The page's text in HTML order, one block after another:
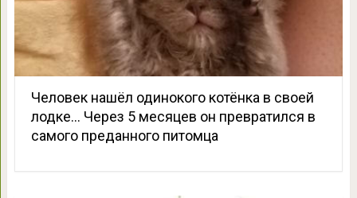
Человек нашёл одинокого котёнка в своей
лодке… Через 5 месяцев он превратился в
самого преданного питомца